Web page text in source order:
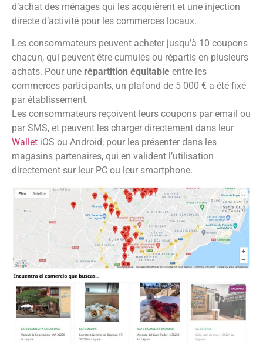
d’achat des ménages qui les acquièrent et une injection
directe d’activité pour les commerces locaux.
Les consommateurs peuvent acheter jusqu’à 10 coupons
chacun, qui peuvent être cumulés ou répartis en plusieurs
achats. Pour une répartition équitable entre les
commerces participants, un plafond de 5 000 € a été fixé
par établissement.
Les consommateurs reçoivent leurs coupons par email ou
par SMS, et peuvent les charger directement dans leur
Wallet iOS ou Android, pour les présenter dans les
magasins partenaires, qui en valident l’utilisation
directement sur leur PC ou leur smartphone.